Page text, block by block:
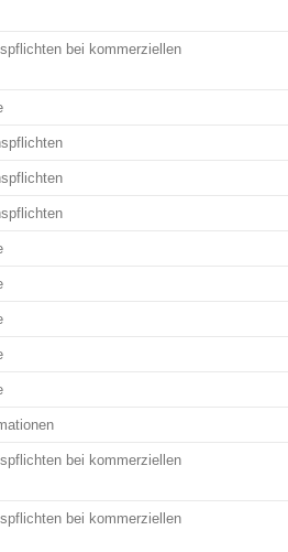
bei kommerziellen
bei kommerziellen
bei kommerziellen